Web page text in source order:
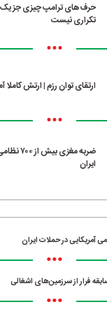
حرف‌های ترامپ چیزی جز یک
تکراری نیست
•••
ارتقای توان رزم | ارتش
•••
ضربه
ایران
•••
فرار از سرزمین‌های اشغالی
•••